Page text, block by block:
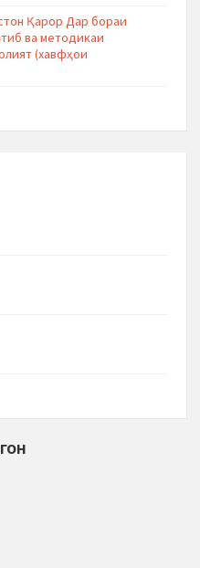
Қарор Дар бораи
ва методикаи
(хавфҳои